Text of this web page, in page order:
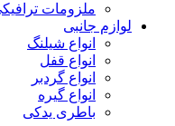
ملزومات
لوازم جانبی
انواع شیلنگ
انواع قفل
انواع گردبر
انواع گیره
باطری یدکی